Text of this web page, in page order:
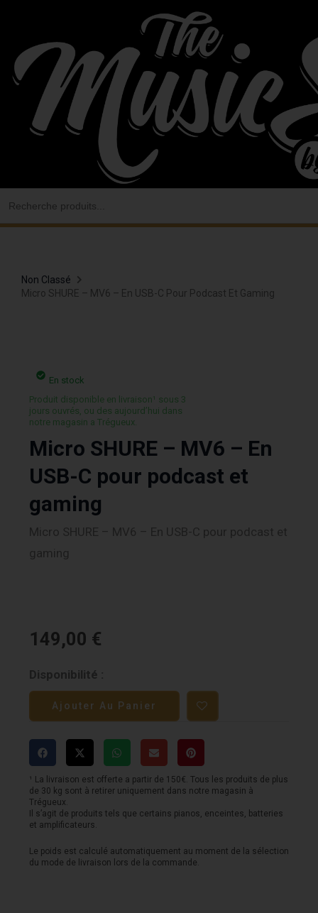
contenu
Non Classé
Micro SHURE – MV6 – En USB-C Pour Podcast Et Gaming
En stock
Produit disponible en livraison¹ sous 3
jours ouvrés, ou des aujourd’hui dans
notre magasin a Trégueux.
Micro SHURE – MV6 – En
USB-C pour podcast et
gaming
Micro SHURE – MV6 – En USB-C pour podcast et
gaming
149,00 €
Disponibilité :
quantité
de
Micro
SHURE
MV6
-
En
USB-
C
Ajouter Au Panier
¹ La livraison est offerte a partir de 150€. Tous les produits de plus
de 30 kg sont à retirer uniquement dans notre magasin à
Trégueux.
Il s’agit de produits tels que certains pianos, enceintes, batteries
et amplificateurs.
Le poids est calculé automatiquement au moment de la sélection
du mode de livraison lors de la commande.